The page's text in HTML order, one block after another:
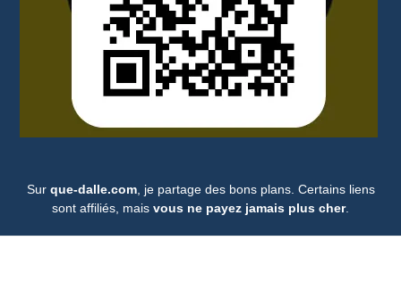
Sur que-dalle.com, je partage des bons plans. Certains liens
sont affiliés, mais vous ne payez jamais plus cher.